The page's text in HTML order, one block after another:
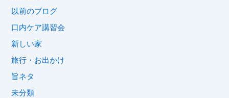
以前のブログ
口内ケア講習会
新しい家
旅行・お出かけ
旨ネタ
未分類